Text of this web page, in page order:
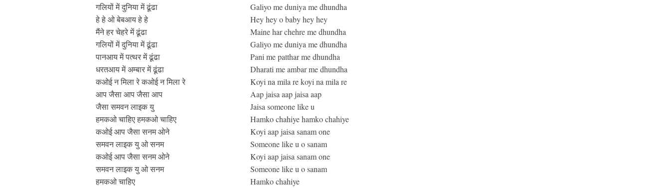
गलियों में दुनिया में ढूंढा
हे हे ओ बेबआय हे हे
मैंने हर चेहरे में ढूंढा
गलियों में दुनिया में ढूंढा
पानआय में पत्थर में ढूंढा
धरतआय में अम्बार में ढूंढा
कओई न मिला रे कओई न मिला रे
आप जैसा आप जैसा आप
जैसा समवन लाइक यु
हमकओ चाहिए हमकओ चाहिए
कओई आप जैसा सनम ओने
समवन लाइक यु ओ सनम
कओई आप जैसा सनम ओने
समवन लाइक यु ओ सनम
हमकओ चाहिए
Galiyo me duniya me dhundha
Hey hey o baby hey hey
Maine har chehre me dhundha
Galiyo me duniya me dhundha
Pani me patthar me dhundha
Dharati me ambar me dhundha
Koyi na mila re koyi na mila re
Aap jaisa aap jaisa aap
Jaisa someone like u
Hamko chahiye hamko chahiye
Koyi aap jaisa sanam one
Someone like u o sanam
Koyi aap jaisa sanam one
Someone like u o sanam
Hamko chahiye